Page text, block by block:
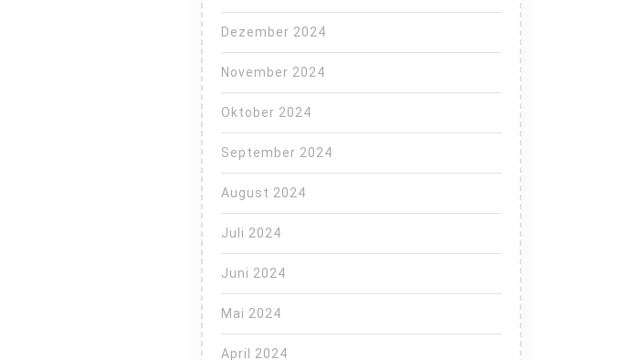
Dezember 2024
November 2024
Oktober 2024
September 2024
August 2024
Juli 2024
Juni 2024
Mai 2024
April 2024